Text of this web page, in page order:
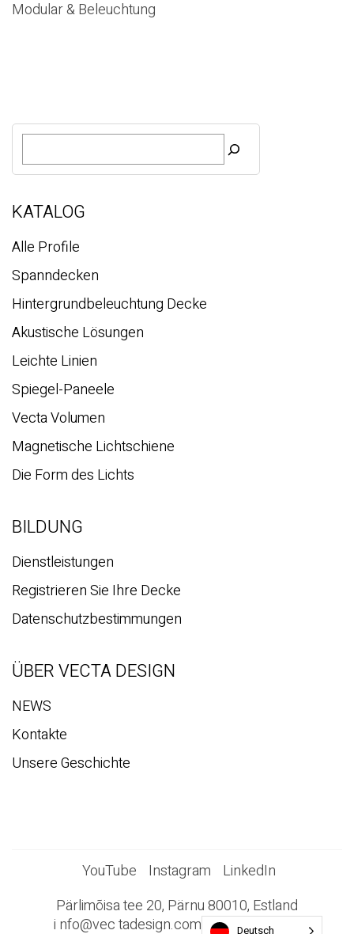
Modular & Beleuchtung
S
c
e
KATALOG
Alle Profile
Spanndecken
Hintergrundbeleuchtung Decke
Akustische Lösungen
Leichte Linien
Spiegel-Paneele
Vecta Volumen
Magnetische Lichtschiene
Die Form des Lichts
BILDUNG
Dienstleistungen
Registrieren Sie Ihre Decke
Datenschutzbestimmungen
ÜBER VECTA DESIGN
NEWS
Kontakte
Unsere Geschichte
YouTube Instagram
LinkedIn
Pärlimõisa tee 20, Pärnu 80010, Estland
i nfo@vectadesign.com +372 44 23 023
Deutsch